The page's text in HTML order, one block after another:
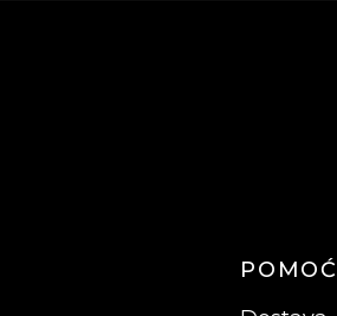
POMOĆ